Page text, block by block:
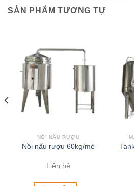
SẢN PHẨM TƯƠNG TỰ
NỒI NẤU RƯỢU
Nồi nấu rượu 60kg/mẻ
Liên hệ